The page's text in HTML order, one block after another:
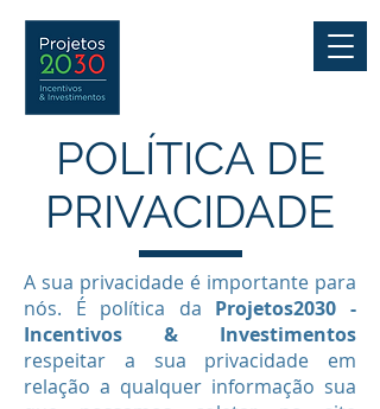
POLÍTICA DE
PRIVACIDADE
A sua privacidade é importante para
nós. É política da Projetos2030 -
Incentivos & Investimentos
respeitar a sua privacidade em
relação a qualquer informação sua